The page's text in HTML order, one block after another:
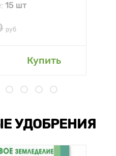
15 шт
руб
Купить
УДОБРЕНИЯ